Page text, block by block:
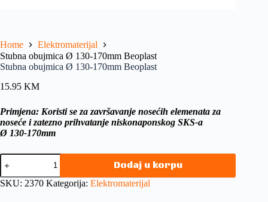
Home
Elektromaterijal
Stubna obujmica Ø 130-170mm Beoplast
Stubna obujmica Ø 130-170mm Beoplast
15.95 KM
Primjena: Koristi se za završavanje nosećih elemenata za
noseće i zatezno prihvatanje niskonaponskog SKS-a
Ø 130-170mm
Dodaj u korpu
SKU: 2370 Kategorija: Elektromaterijal